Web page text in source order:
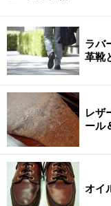
00年代中盤以降で
ナローネクタイも
クタイ結びは長い
とって、プレーン
ったのです。
プレーンノットの
にあります。特に
擦が少なく緩みや
た一部のビジネス
ラバ
革靴
レザ
ール
オイ